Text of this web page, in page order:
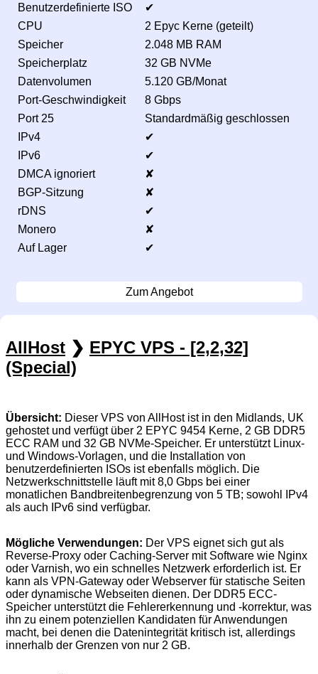
Benutzerdefinierte ISO
✔
CPU
2 Epyc Kerne (geteilt)
Speicher
2.048 MB RAM
Speicherplatz
32 GB NVMe
Datenvolumen
5.120 GB/Monat
Port-Geschwindigkeit
8 Gbps
Port 25
Standardmäßig geschlossen
IPv4
✔
IPv6
✔
DMCA ignoriert
✘
BGP-Sitzung
✘
rDNS
✔
Monero
✘
Auf Lager
✔
Zum Angebot
AllHost ❯ EPYC VPS - [2,2,32]
(Special)
Übersicht: Dieser VPS von AllHost ist in den Midlands, UK
gehostet und verfügt über 2 EPYC 9454 Kerne, 2 GB DDR5
ECC RAM und 32 GB NVMe-Speicher. Er unterstützt Linux-
und Windows-Vorlagen, und die Installation von
benutzerdefinierten ISOs ist ebenfalls möglich. Die
Netzwerkschnittstelle läuft mit 8,0 Gbps bei einer
monatlichen Bandbreitenbegrenzung von 5 TB; sowohl IPv4
als auch IPv6 sind verfügbar.
Mögliche Verwendungen: Der VPS eignet sich gut als
Reverse-Proxy oder Caching-Server mit Software wie Nginx
oder Varnish, wo ein schnelles Netzwerk erforderlich ist. Er
kann als VPN-Gateway oder Webserver für statische Seiten
oder dynamische Webseiten dienen. Der DDR5 ECC-
Speicher unterstützt die Fehlererkennung und -korrektur, was
ihn zu einem potenziellen Kandidaten für Anwendungen
macht, bei denen die Datenintegrität kritisch ist, allerdings
innerhalb der Grenzen von nur 2 GB.